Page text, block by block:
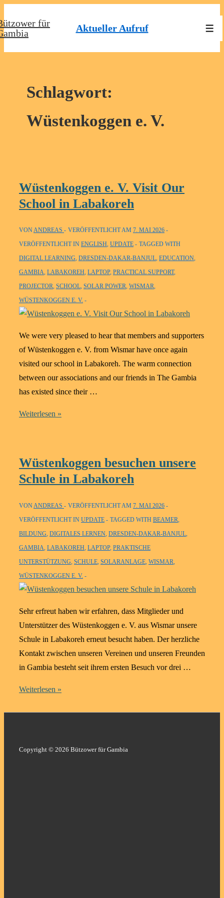
Zum
Inhalt
für
Aktueller Aufruf
Schlagwort:
Wüstenkoggen e. V.
Wüstenkoggen e. V. Visit Our
School in Labakoreh
VONANDREAS VERÖFFENTLICHT AM 7. MAI 2026
VERÖFFENTLICHT IN ENGLISH, UPDATE
TAGGED WITH
DIGITAL LEARNING, DRESDEN-DAKAR-BANJUL, EDUCATION,
GAMBIA, LABAKOREH, LAPTOP, PRACTICAL SUPPORT,
PROJECTOR, SCHOOL, SOLAR POWER, WISMAR,
WÜSTENKOGGEN E. V.
We were very pleased to hear that members and supporters
of Wüstenkoggen e. V. from Wismar have once again
visited our school in Labakoreh. The warm connection
between our associations and our friends in The Gambia
has existed since their …
Wüstenkoggen
Our
School
Labakoreh
Weiterlesen »
Wüstenkoggen besuchen unsere
Schule in Labakoreh
VON ANDREAS VERÖFFENTLICHT AM 7. MAI 2026
VERÖFFENTLICHT IN UPDATE TAGGED WITH BEAMER
BILDUNG DIGITALES LERNEN DRESDEN-DAKAR-BANJUL
GAMBIA LABAKOREH LAPTOP, PRAKTISCHE
UNTERSTÜTZUNG SCHULE SOLARANLAGE WISMAR
WÜSTENKOGGEN E. V.
Sehr erfreut haben wir erfahren, dass Mitglieder und
Unterstützer des Wüstenkoggen e. V. aus Wismar unsere
Schule in Labakoreh erneut besucht haben. Der herzliche
Kontakt zwischen unseren Vereinen und unseren Freunden
in Gambia besteht seit ihrem ersten Besuch vor drei …
Wüstenkoggen
Weiterlesen »
Copyright © 2026 Bützower für Gambia